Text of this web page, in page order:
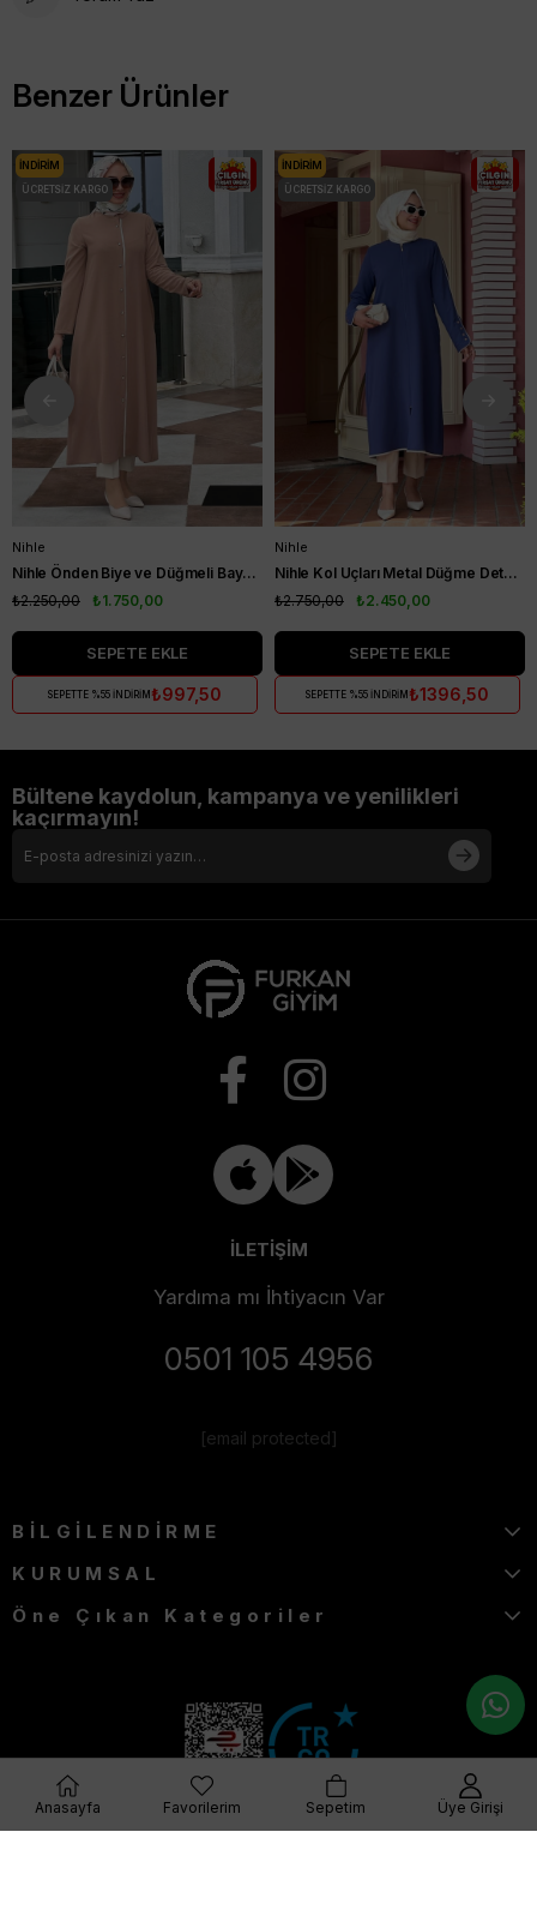
Benzer Ürünler
Nihle
Nihle Önden Biye ve Düğmeli Bayan Kap Camel
₺1.750,00
₺2.250,00
SEPETE EKLE
SEPETTE %55 İNDİRİM ₺997,50
İNDIRIM
ÜCRETSIZ KARGO
Nihle
Nihle Kol Uçları Metal Düğme Detaylı Bayan Kap İndigo
₺2.450,00
₺2.750,00
SEPETE EKLE
SEPETTE %55 İNDİRİM ₺1396,50
İNDIRIM
ÜCRETSIZ KARGO
Bültene kaydolun, kampanya ve yenilikleri
kaçırmayın!
İLETİŞİM
Yardıma mı İhtiyacın Var
0501 105 4956
[email protected]
BİLGİLENDİRME
KURUMSAL
Öne Çıkan Kategoriler
© 2023 furkangiyim.com Her Hakkı Saklıdır.
Anasayfa Favorilerim Sepetim Üye Girişi